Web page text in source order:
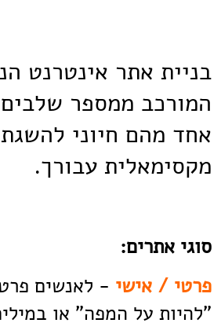
בניית אתר אינטרנט
המורכב ממספר
אחד מהם חיוני
מקסימאלית עבורך.
סוגי אתרים:
פרטי / אישי - לאנשים
"להיות על המפה" או